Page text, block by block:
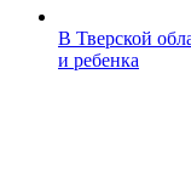
В Тверской
и ребенка